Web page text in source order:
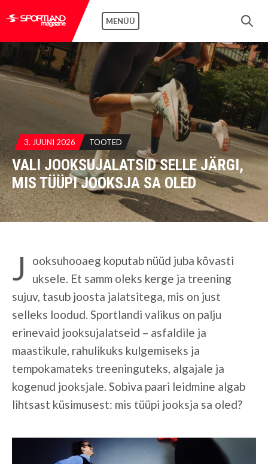
MENÜÜ
3. JUUNI 2026 TOOTED
VALI JOOKSUJALATSID SELLE JÄRGI,
MIS TÜÜPI JOOKSJA SA OLED
J
ooksuhooaeg koputab nüüd juba kõvasti
uksele. Et samm oleks kerge ja treening
sujuv, tasub joosta jalatsitega, mis on just
selleks loodud. Sportlandi valikus on palju
erinevaid jooksujalatseid – asfaldile ja
maastikule, rahulikuks kulgemiseks ja
tempokamateks treeninguteks, algajale ja
kogenud jooksjale. Sobiva paari leidmine algab
lihtsast küsimusest: mis tüüpi jooksja sa oled?